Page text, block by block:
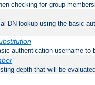
checking for group
DN lookup using the basic
authentication username
depth that will be